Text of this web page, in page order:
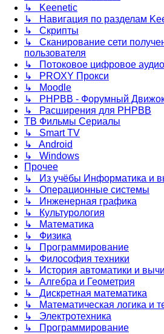
↳ Keenetic
↳ Навигация по разделам
↳ Скрипты
↳ Сканирование сети
пользователя
↳ Потоковое цифровое
↳ PROXY Прокси
↳ Moodle
↳ PHPBB - Форумный
↳ Расширения для PHPBB
ТВ Фильмы Сериалы
↳ Smart TV
↳ Android
↳ Windows
Прочее
↳ Из учёбы Информатика и
↳ Операционные системы
↳ Инженерная графика
↳ Культурология
↳ Математика
↳ Физика
↳ Программирование
↳ Философия техники
↳ История автоматики и
↳ Алгебра и Геометрия
↳ Дискретная математика
↳ Математическая логика и
↳ Электротехника
↳ Программирование